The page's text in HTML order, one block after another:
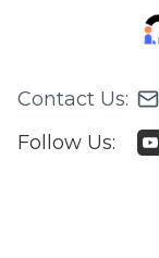
Contact Us:
Follow Us: